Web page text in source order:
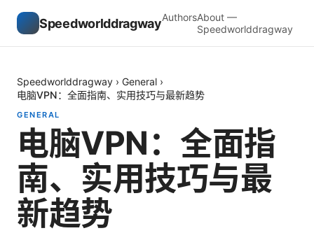
SpeedworlddragwayAuthorsAbout —
Speedworlddragway
Speedworlddragway › General ›
电脑VPN：全面指南、实用技巧与最新趋势
GENERAL
电脑VPN：全面指
南、实用技巧与最
新趋势